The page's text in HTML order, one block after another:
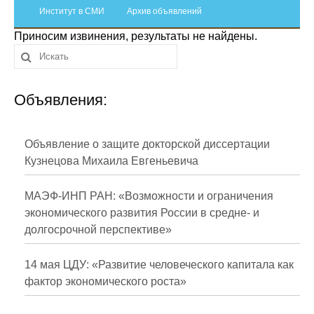
Отчетность
Противодействие коррупции
Материалы для СМИ
Публикации
Научная жизнь
Проблемы прогнозирования
О журнале
Номера журналов
Институт в СМИ Архив объявлений
Приносим извинения, результаты не найдены.
Объявления:
Объявление о защите докторской диссертации
Кузнецова Михаила Евгеньевича
МАЭФ-ИНП РАН: «Возможности и ограничения
экономического развития России в средне- и
долгосрочной перспективе»
14 мая ЦДУ: «Развитие человеческого капитала как
фактор экономического роста»